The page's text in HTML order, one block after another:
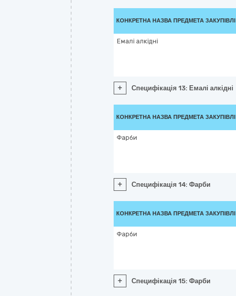
КОНКРЕТНА НАЗВА ПРЕДМЕТА ЗАКУПІВЛІ
Емалі алкідні
+ Специфікація 13: Емалі алкідні
КОНКРЕТНА НАЗВА ПРЕДМЕТА ЗАКУПІВЛІ
Фарби
+ Специфікація 14: Фарби
КОНКРЕТНА НАЗВА ПРЕДМЕТА ЗАКУПІВЛІ
Фарби
+ Специфікація 15: Фарби